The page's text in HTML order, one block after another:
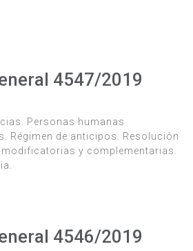
4547/2019
Personas humanas
Régimen de anticipos. Resolución
modificatorias y complementarias.
4546/2019